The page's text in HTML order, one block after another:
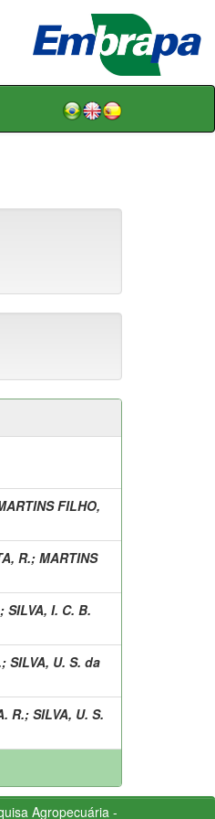
FILHO,
R.; MARTINS
; SILVA, I. C. B.
; SILVA, U. S. da
R.; SILVA, U. S.
Agropecuária -